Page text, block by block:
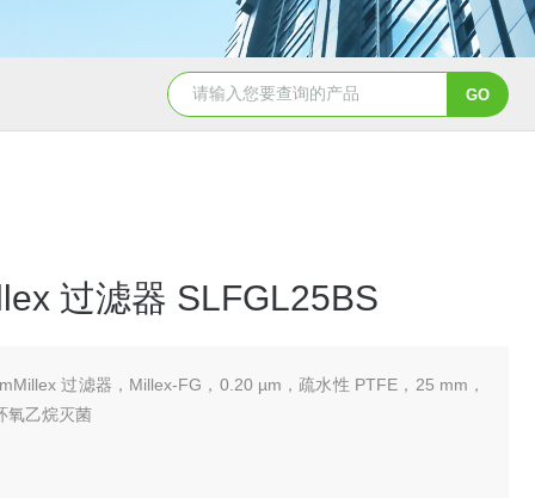
硝酸纤维素( NC 膜 )10402012
过滤器 SLFGL25BS
过滤器，Millex-FG，0.20 µm，疏水性 PTFE，25 mm，
氧乙烷灭菌